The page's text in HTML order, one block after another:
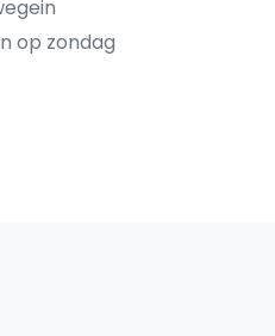
op zondag